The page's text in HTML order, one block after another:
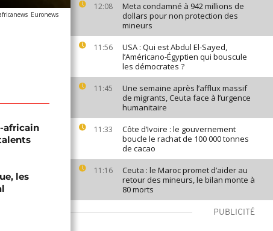
12:08
Meta condamné à 942 millions de
dollars pour non protection des
mineurs
11:56
USA : Qui est Abdul El-Sayed,
l’Américano-Égyptien qui bouscule
les démocrates ?
11:45
Une semaine après l’afflux massif
de migrants, Ceuta face à l’urgence
humanitaire
11:33
Côte d’Ivoire : le gouvernement
boucle le rachat de 100 000 tonnes
de cacao
11:16
Ceuta : le Maroc promet d’aider au
retour des mineurs, le bilan monte à
80 morts
PUBLICITÉ
Euronews
africain
les